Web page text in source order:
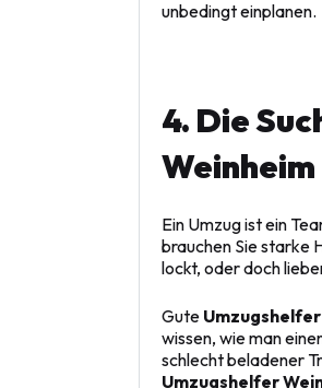
unbedingt einplanen.
4. Die
Weinheim
Ein Umzug ist ein
brauchen Sie starke
lockt, oder doch
Gute
wissen, wie man
schlecht beladener
Umzugshelfer